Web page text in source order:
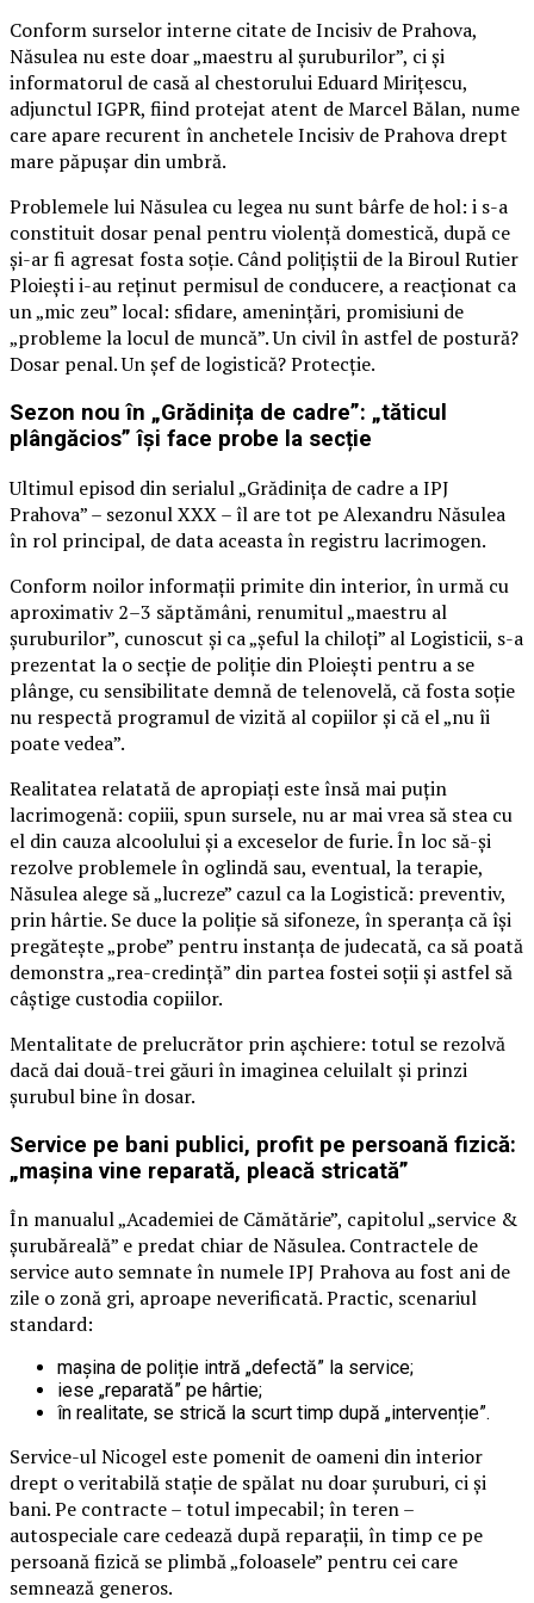
Conform surselor interne citate de Incisiv de Prahova,
Năsulea nu este doar „maestru al șuruburilor”, ci și
informatorul de casă al chestorului Eduard Mirițescu,
adjunctul IGPR, fiind protejat atent de Marcel Bălan, nume
care apare recurent în anchetele Incisiv de Prahova drept
mare păpușar din umbră.
Problemele lui Năsulea cu legea nu sunt bârfe de hol: i s-a
constituit dosar penal pentru violență domestică, după ce
și-ar fi agresat fosta soție. Când polițiștii de la Biroul Rutier
Ploiești i-au reținut permisul de conducere, a reacționat ca
un „mic zeu” local: sfidare, amenințări, promisiuni de
„probleme la locul de muncă”. Un civil în astfel de postură?
Dosar penal. Un șef de logistică? Protecție.
Sezon nou în „Grădinița de cadre”: „tăticul
plângăcios” își face probe la secție
Ultimul episod din serialul „Grădinița de cadre a IPJ
Prahova” – sezonul XXX – îl are tot pe Alexandru Năsulea
în rol principal, de data aceasta în registru lacrimogen.
Conform noilor informații primite din interior, în urmă cu
aproximativ 2–3 săptămâni, renumitul „maestru al
șuruburilor”, cunoscut și ca „șeful la chiloți” al Logisticii, s-a
prezentat la o secție de poliție din Ploiești pentru a se
plânge, cu sensibilitate demnă de telenovelă, că fosta soție
nu respectă programul de vizită al copiilor și că el „nu îi
poate vedea”.
Realitatea relatată de apropiați este însă mai puțin
lacrimogenă: copiii, spun sursele, nu ar mai vrea să stea cu
el din cauza alcoolului și a exceselor de furie. În loc să-și
rezolve problemele în oglindă sau, eventual, la terapie,
Năsulea alege să „lucreze” cazul ca la Logistică: preventiv,
prin hârtie. Se duce la poliție să sifoneze, în speranța că își
pregătește „probe” pentru instanța de judecată, ca să poată
demonstra „rea-credință” din partea fostei soții și astfel să
câștige custodia copiilor.
Mentalitate de prelucrător prin așchiere: totul se rezolvă
dacă dai două-trei găuri în imaginea celuilalt și prinzi
șurubul bine în dosar.
Service pe bani publici, profit pe persoană fizică:
„mașina vine reparată, pleacă stricată”
În manualul „Academiei de Cămătărie”, capitolul „service &
șurubăreală” e predat chiar de Năsulea. Contractele de
service auto semnate în numele IPJ Prahova au fost ani de
zile o zonă gri, aproape neverificată. Practic, scenariul
standard:
mașina de poliție intră „defectă” la service;
iese „reparată” pe hârtie;
în realitate, se strică la scurt timp după „intervenție”.
Service-ul Nicogel este pomenit de oameni din interior
drept o veritabilă stație de spălat nu doar șuruburi, ci și
bani. Pe contracte – totul impecabil; în teren –
autospeciale care cedează după reparații, în timp ce pe
persoană fizică se plimbă „foloasele” pentru cei care
semnează generos.